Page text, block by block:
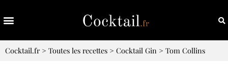
Cocktail.fr> Toutes les recettes > Cocktail Gin > Tom Collins